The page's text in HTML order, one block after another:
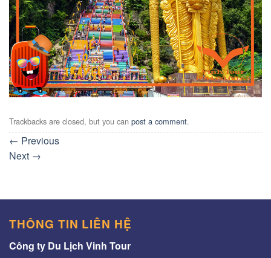
Trackbacks are closed, but you can post a comment.
← Previous
Next →
THÔNG TIN LIÊN HỆ
Công ty Du Lịch Vinh Tour